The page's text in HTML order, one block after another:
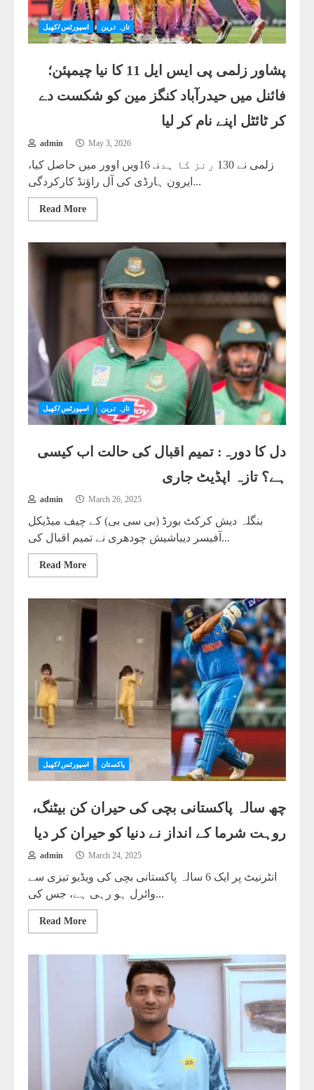
اسپورٹس/کھیل تازہ ترین
پشاور زلمی پی ایس ایل 11 کا نیا چیمپئن؛
فائنل میں حیدرآباد کنگز مین کو شکست دے
کر ٹائٹل اپنے نام کر لیا
admin May 3, 2026
زلمی نے 130 رنز کا ہدف 16ویں اوور میں حاصل کیا،
ایرون ہارڈی کی آل راؤنڈ کارکردگی...
Read More
اسپورٹس/کھیل تازہ ترین
دل کا دورہ: تمیم اقبال کی حالت اب کیسی
ہے؟ تازہ اپڈیٹ جاری
admin March 26, 2025
بنگلہ دیش کرکٹ بورڈ (بی سی بی) کے چیف میڈیکل
آفیسر دیباشیش چودھری نے تمیم اقبال کی...
Read More
اسپورٹس/کھیل پاکستان
چھ سالہ پاکستانی بچی کی حیران کن بیٹنگ،
روہت شرما کے انداز نے دنیا کو حیران کر دیا
admin March 24, 2025
انٹرنیٹ پر ایک 6 سالہ پاکستانی بچی کی ویڈیو تیزی سے
وائرل ہو رہی ہے، جس کی...
Read More